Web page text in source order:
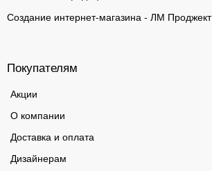
Создание интернет-магазина - ЛМ Проджект
Покупателям
Акции
О компании
Доставка и оплата
Дизайнерам